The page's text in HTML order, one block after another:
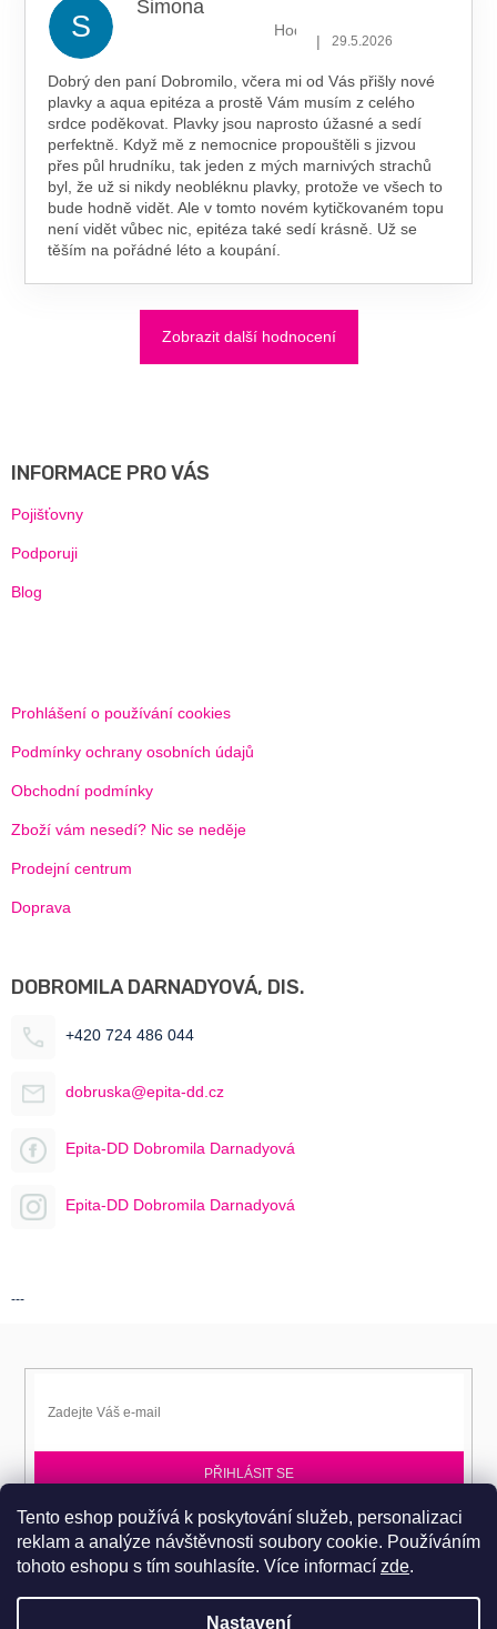
Tento eshop používá k poskytování služeb, personalizaci
reklam a analýze návštěvnosti soubory cookie. Používáním
tohoto eshopu s tím souhlasíte. Více informací zde.
Nastavení
S
Simona
Hodnocení obchodu je 5 z 5
| 29.5.2026
Dobrý den paní Dobromilo, včera mi od Vás přišly nové
plavky a aqua epitéza a prostě Vám musím z celého
srdce poděkovat. Plavky jsou naprosto úžasné a sedí
perfektně. Když mě z nemocnice propouštěli s jizvou
přes půl hrudníku, tak jeden z mých marnivých strachů
byl, že už si nikdy neobléknu plavky, protože ve všech to
bude hodně vidět. Ale v tomto novém kytičkovaném topu
není vidět vůbec nic, epitéza také sedí krásně. Už se
těším na pořádné léto a koupání.
Zobrazit další hodnocení
INFORMACE PRO VÁS
Pojišťovny
Podporuji
Blog
Prohlášení o používání cookies
Podmínky ochrany osobních údajů
Obchodní podmínky
Zboží vám nesedí? Nic se neděje
Prodejní centrum
Doprava
DOBROMILA DARNADYOVÁ, DIS.
+420 724 486 044
dobruska@epita-dd.cz
Epita-DD Dobromila Darnadyová
Epita-DD Dobromila Darnadyová
---
PŘIHLÁSIT SE
Přihlaste se k EPITA-DD a získávejte novinky jako první.